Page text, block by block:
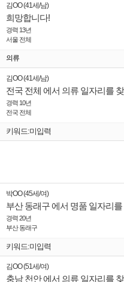
김OO(41세 /남)
희망합니다!
경력 13년
서울 전체
의류
김OO(41세 /남)
경력 10년
전국 전체
키워드:미입력
박OO(45세 /여)
경력 20년
부산 동래구
키워드:미입력
김OO(51세 /여)